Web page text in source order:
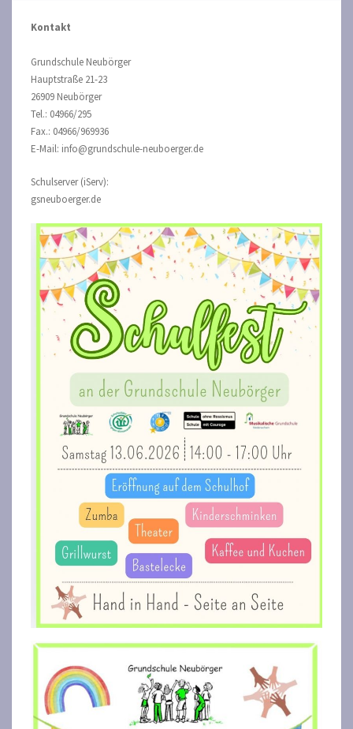
Kontakt
Grundschule Neubörger
Hauptstraße 21-23
26909 Neubörger
Tel.: 04966/295
Fax.: 04966/969936
E-Mail: info@grundschule-neuboerger.de
Schulserver (iServ):
gsneuboerger.de